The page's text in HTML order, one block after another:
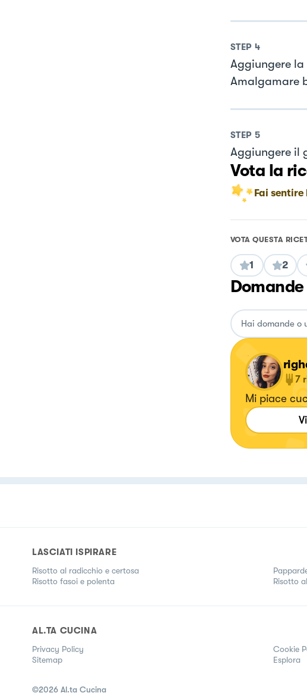
STEP 4
Aggiungere
Amalgamare
STEP 5
Aggiungere il
Vota la
Fai sentire
VOTA QUESTA
1 2
7
Mi piace
LASCIATI ISPIRARE
Risotto al radicchio e certosa
Risotto fasoi e polenta
Risotto
AL.TA CUCINA
Privacy Policy Cookie
Sitemap
Esplora
©2026 Al.ta Cucina